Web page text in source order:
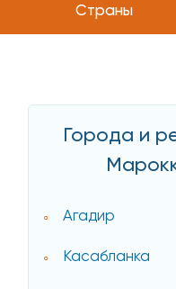
Страны
Города и
Агадир
Касабланка